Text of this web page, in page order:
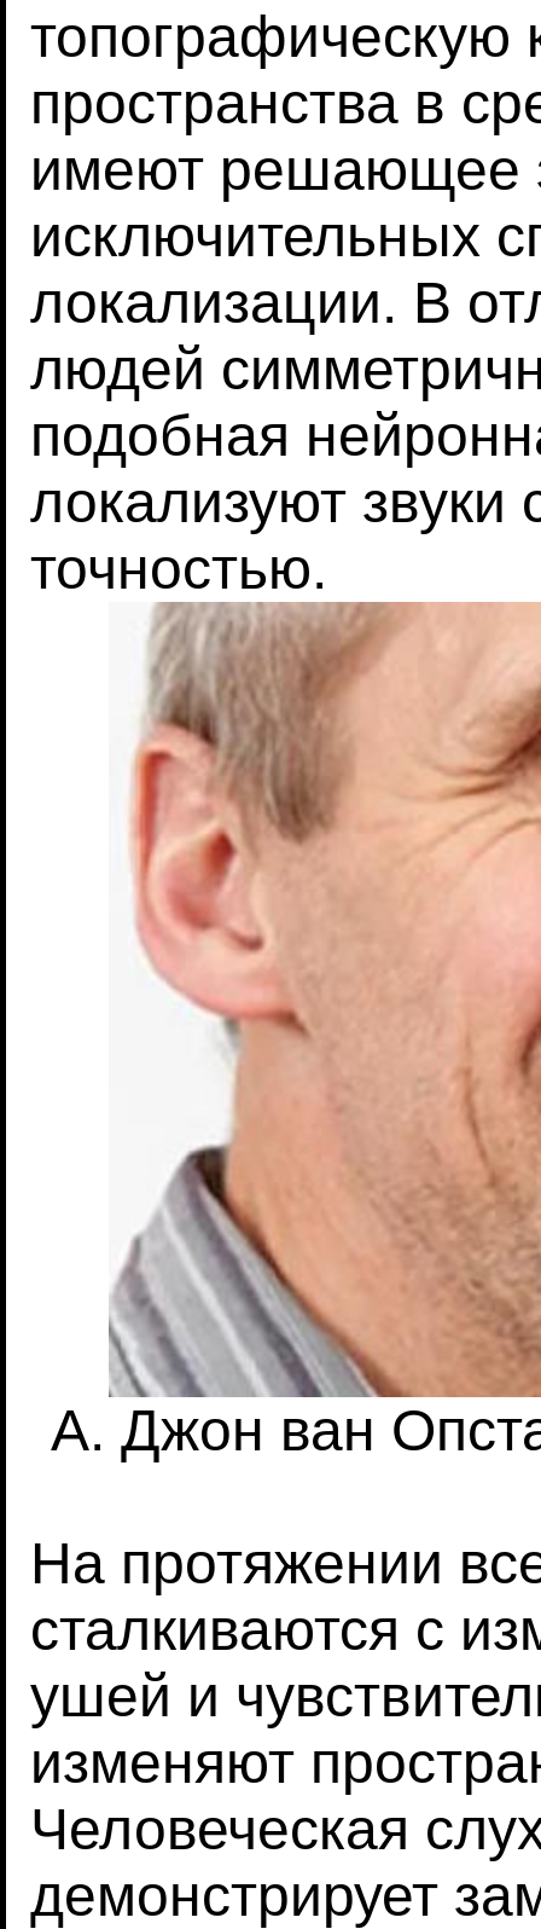
топографическую
пространства в
имеют решающее
исключительных
локализации. В
людей
подобная
локализуют звуки
точностью.
А. Джон ван
На протяжении
сталкиваются с
ушей и
изменяют
Человеческая
демонстрирует